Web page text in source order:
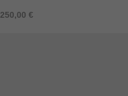
250,00 €
vollständig geimpft, gechipt, entwur ...